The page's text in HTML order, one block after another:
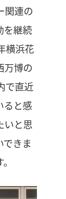
関連の
を継続
横浜花
万博の
で直近
ると感
いと思
できま